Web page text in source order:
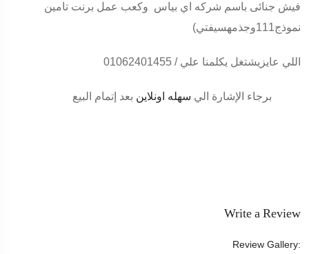
فيش جنائى باسم شركه اي بياس وكعب عمل برنت تامين
نموذج111وجذمهسيفتي)
اللي عايزيشتغل يكلمنا علي / 01062401455
برجاء الإشارة الي سهله اونلاين بعد إتمام البيع
Write a Review
Review Gallery: